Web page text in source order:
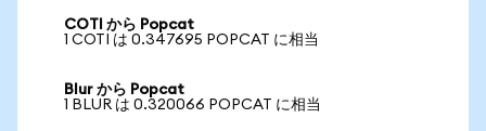
COTI から Popcat
1 COTI は 0.347695 POPCAT に相当
Blur から Popcat
1 BLUR は 0.320066 POPCAT に相当